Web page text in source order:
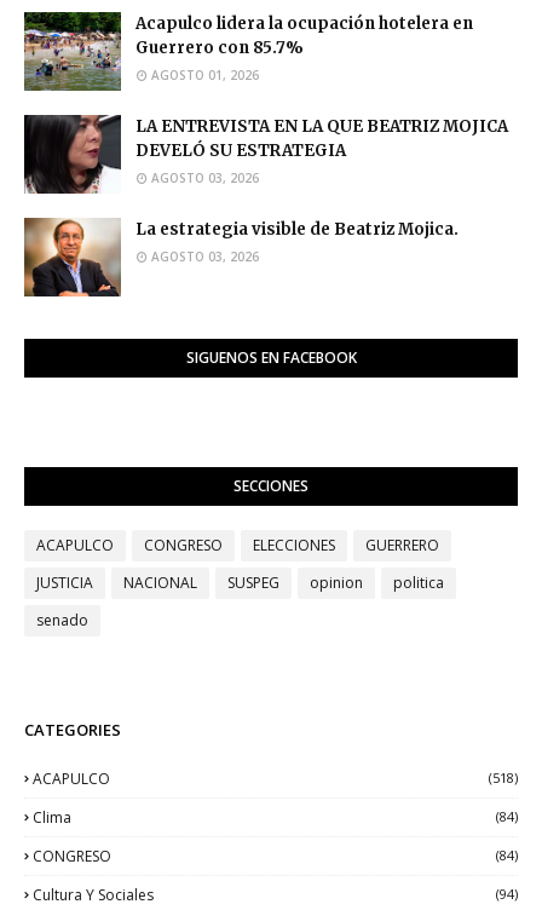
Acapulco lidera la ocupación hotelera en
Guerrero con 85.7%
AGOSTO 01, 2026
LA ENTREVISTA EN LA QUE BEATRIZ MOJICA
DEVELÓ SU ESTRATEGIA
AGOSTO 03, 2026
La estrategia visible de Beatriz Mojica.
AGOSTO 03, 2026
SIGUENOS EN FACEBOOK
SECCIONES
ACAPULCO CONGRESO ELECCIONES
GUERRERO
JUSTICIA
NACIONAL SUSPEG opinion
politica
senado
CATEGORIES
ACAPULCO (518)
Clima (84)
CONGRESO (84)
Cultura Y Sociales (94)